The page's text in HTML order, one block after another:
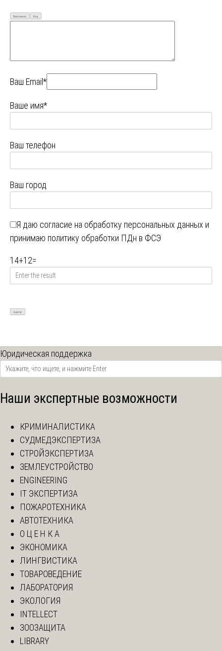
Визуально Код
Ваш Email*
Ваше имя*
Ваш телефон
Ваш город
Я даю согласие на обработку персональных данных и
принимаю политику обработки ПДн в ФСЭ
14+12=
Юридическая поддержка
Наши экспертные возможности
КРИМИНАЛИСТИКА
СУДМЕДЭКСПЕРТИЗА
СТРОЙЭКСПЕРТИЗА
ЗЕМЛЕУСТРОЙСТВО
ENGINEERING
IT ЭКСПЕРТИЗА
ПОЖАРОТЕХНИКА
АВТОТЕХНИКА
О Ц Е Н К А
ЭКОНОМИКА
ЛИНГВИСТИКА
ТОВАРОВЕДЕНИЕ
ЛАБОРАТОРИЯ
ЭКОЛОГИЯ
INTELLECT
ЗООЗАЩИТА
LIBRARY